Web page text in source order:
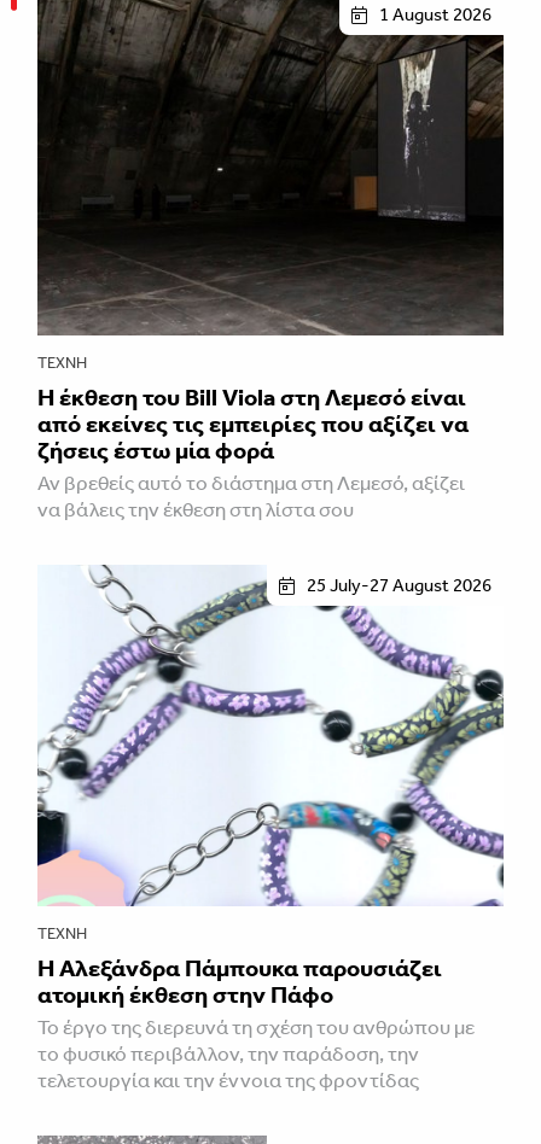
1 August 2026
ΤΈΧΝΗ
Η έκθεση του Bill Viola στη Λεμεσό είναι
από εκείνες τις εμπειρίες που αξίζει να
ζήσεις έστω μία φορά
Αν βρεθείς αυτό το διάστημα στη Λεμεσό, αξίζει
να βάλεις την έκθεση στη λίστα σου
25 July-27 August 2026
ΤΈΧΝΗ
Η Αλεξάνδρα Πάμπουκα παρουσιάζει
ατομική έκθεση στην Πάφο
Το έργο της διερευνά τη σχέση του ανθρώπου με
το φυσικό περιβάλλον, την παράδοση, την
τελετουργία και την έννοια της φροντίδας